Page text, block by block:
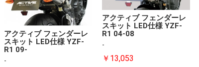
アクティブ フェンダーレ
スキット LED仕様 YZF-
R1 09-
-
アクティブ フェンダーレ
スキット LED仕様 YZF-
R1 04-08
-
￥13,053